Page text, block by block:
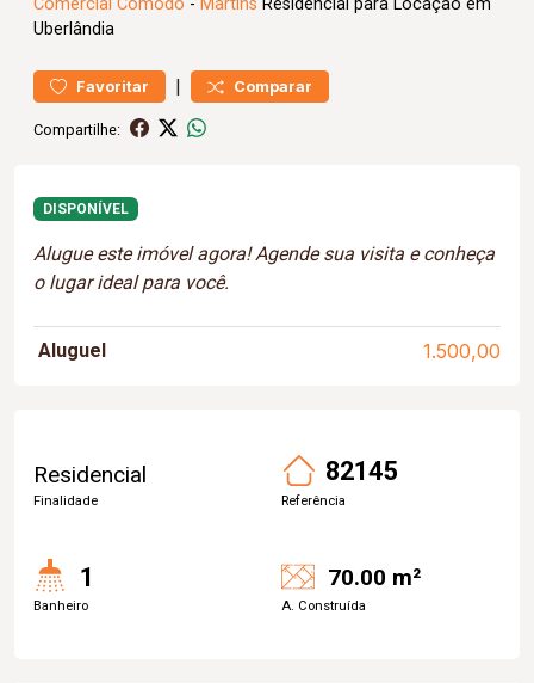
Comercial Cômodo - Martins Residencial para Locação em
Uberlândia
Favoritar | Comparar
Compartilhe:
DISPONÍVEL
Alugue este imóvel agora! Agende sua visita e conheça
o lugar ideal para você.
Aluguel 1.500,00
Residencial
Finalidade
82145
Referência
1
Banheiro
70.00 m²
A. Construída